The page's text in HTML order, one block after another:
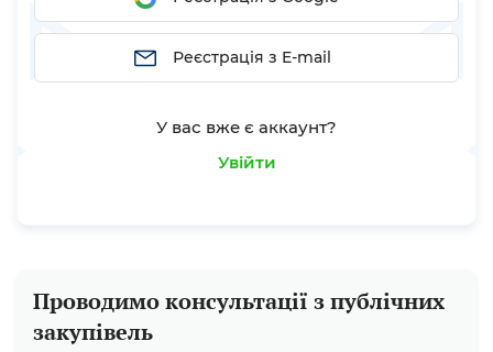
Реєстрація з E-mail
У вас вже є аккаунт?
Увійти
Проводимо консультації з публічних
закупівель